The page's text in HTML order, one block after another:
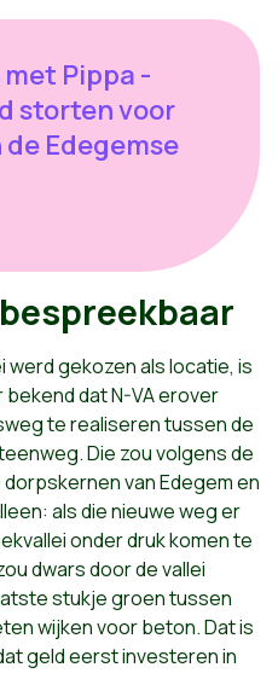
Pippa -
storten voor
Edegemse
werd gekozen als locatie, is
bekend dat N-VA erover
te realiseren tussen de
Die zou volgens de
van Edegem en
als die nieuwe weg er
onder druk komen te
dwars door de vallei
stukje groen tussen
wijken voor beton. Dat is
geld eerst investeren in